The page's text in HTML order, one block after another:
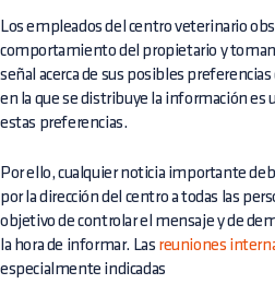
Los empleados del centro veterinario
comportamiento del propietario y
señal acerca de sus posibles
en la que se distribuye la información es
estas preferencias.
Por ello, cualquier noticia importante
por la dirección del centro a todas las
objetivo de controlar el mensaje y de
la hora de informar. Las reuniones
especialmente indicadas